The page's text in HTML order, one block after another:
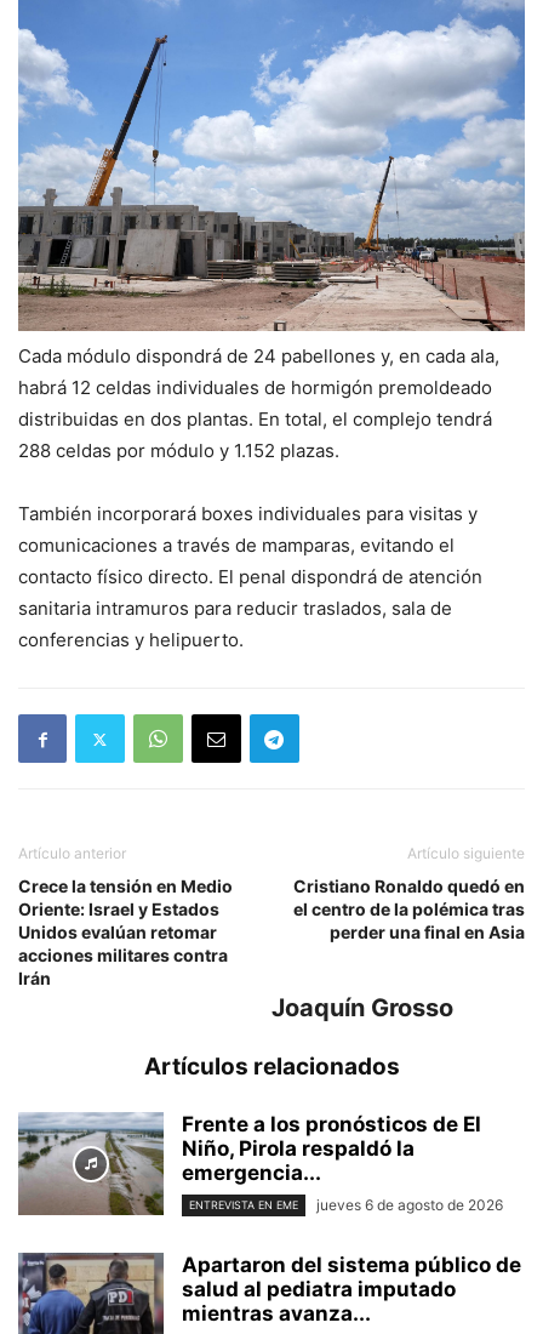
Cada módulo dispondrá de 24 pabellones y, en cada ala,
habrá 12 celdas individuales de hormigón premoldeado
distribuidas en dos plantas. En total, el complejo tendrá
288 celdas por módulo y 1.152 plazas.
También incorporará boxes individuales para visitas y
comunicaciones a través de mamparas, evitando el
contacto físico directo. El penal dispondrá de atención
sanitaria intramuros para reducir traslados, sala de
conferencias y helipuerto.
Artículo anterior
Crece la tensión en Medio
Oriente: Israel y Estados
Unidos evalúan retomar
acciones militares contra
Irán
Artículo siguiente
Cristiano Ronaldo quedó en
el centro de la polémica tras
perder una final en Asia
Joaquín Grosso
Artículos relacionados
Frente a los pronósticos de El
Niño, Pirola respaldó la
emergencia...
ENTREVISTA EN EME jueves 6 de agosto de 2026
Apartaron del sistema público de
salud al pediatra imputado
mientras avanza...